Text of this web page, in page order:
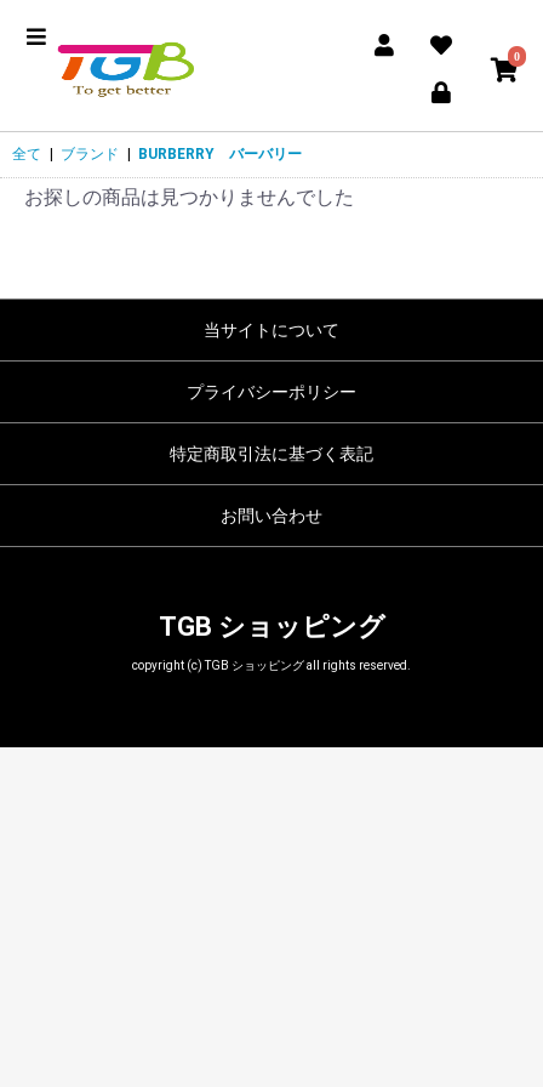
0
全て ブランド BURBERRY バーバリー
お探しの商品は見つかりませんでした
当サイトについて
プライバシーポリシー
特定商取引法に基づく表記
お問い合わせ
TGB ショッピング
copyright (c) TGB ショッピング all rights reserved.